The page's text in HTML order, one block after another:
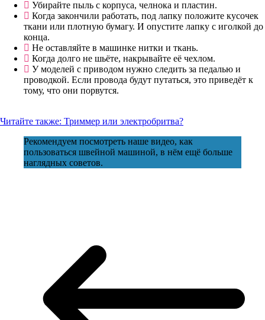
Убирайте пыль с корпуса, челнока и пластин.
Когда закончили работать, под лапку положите кусочек
ткани или плотную бумагу. И опустите лапку с иголкой до
конца.
Не оставляйте в машинке нитки и ткань.
Когда долго не шьёте, накрывайте её чехлом.
У моделей с приводом нужно следить за педалью и
проводкой. Если провода будут путаться, это приведёт к
тому, что они порвутся.
Читайте также: Триммер или электробритва?
Рекомендуем посмотреть наше видео, как
пользоваться швейной машиной, в нём ещё больше
наглядных советов.